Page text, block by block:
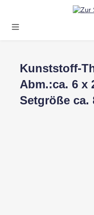
Zum Hauptinhalt springen
Kunststoff-
Abm.:ca. 6 x
Setgröße ca.